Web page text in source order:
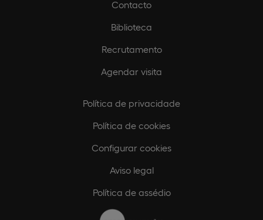
Contacto
Biblioteca
Recrutamento
Agendar visita
Política de privacidade
Política de cookies
Configurar cookies
Aviso legal
Política de assédio